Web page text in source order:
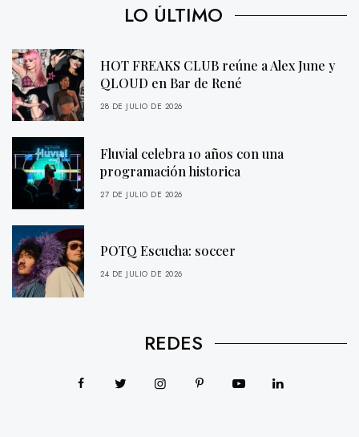
LO ÚLTIMO
HOT FREAKS CLUB reúne a Alex June y
QLOUD en Bar de René
28 DE JULIO DE 2026
Fluvial celebra 10 años con una
programación historica
27 DE JULIO DE 2026
POTQ Escucha: soccer
24 DE JULIO DE 2026
REDES